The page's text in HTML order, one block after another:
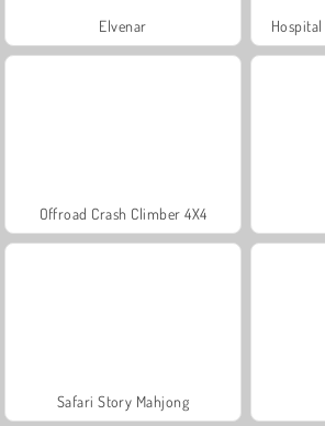
Elvenar
Offroad Crash Climber 4X4
Safari Story Mahjong